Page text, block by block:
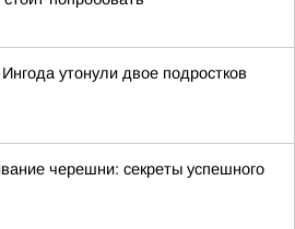
утонули двое подростков
черешни: секреты успешного